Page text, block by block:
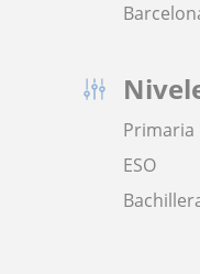
Primaria
ESO